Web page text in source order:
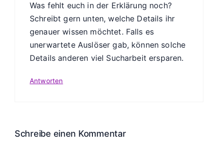
Was fehlt euch in der Erklärung noch?
Schreibt gern unten, welche Details ihr
genauer wissen möchtet. Falls es
unerwartete Auslöser gab, können solche
Details anderen viel Sucharbeit ersparen.
Antworten
Schreibe einen Kommentar